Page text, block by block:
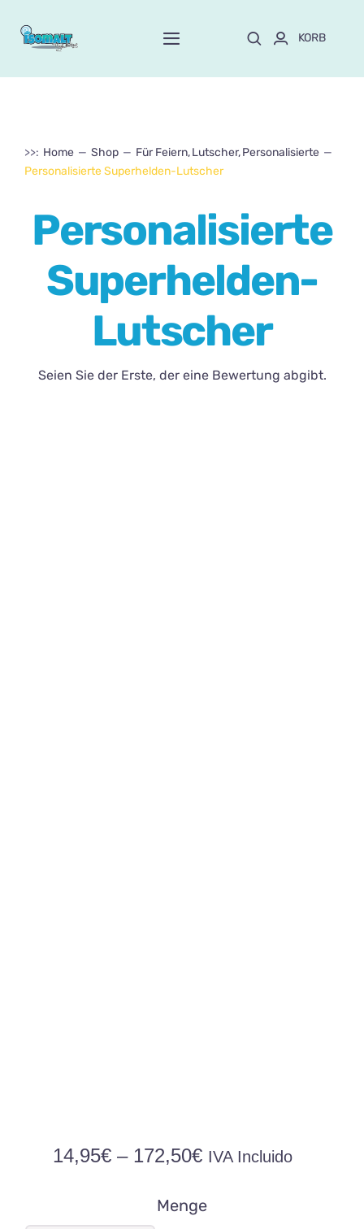
Toggle
Anpassen und bestellen
Kurse
Blog
Kontakt
KORB
>>: Home Shop Für Feiern Lutscher Personalisierte
Personalisierte Superhelden-Lutscher
Personalisierte
Superhelden-
Lutscher
Seien Sie der Erste, der eine Bewertung abgibt.
14,95€ – 172,50€Preisspanne:
bis
IVA Incluido
Menge